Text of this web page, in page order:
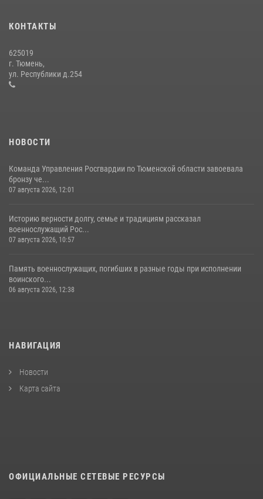
Сотрудники тюменского СОБР "Сова" отработали навыки
десантирования на Урале
16 июля 2026, 10:42
КОНТАКТЫ
625019
г. Тюмень,
ул. Республики д.254
НОВОСТИ
Команда Управления Росгвардии по Тюменской области завоевала
бронзу че...
07 августа 2026, 12:01
Историю верности долгу, семье и традициям рассказал
военнослужащий Рос...
07 августа 2026, 10:57
Память военнослужащих, погибших в разные годы при исполнении
воинского...
06 августа 2026, 12:38
НАВИГАЦИЯ
Новости
Карта сайта
ОФИЦИАЛЬНЫЕ СЕТЕВЫЕ РЕСУРСЫ